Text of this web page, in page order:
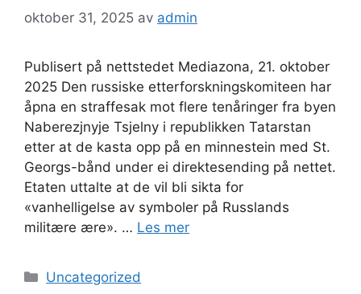
oktober 31, 2025 av admin
Publisert på nettstedet Mediazona, 21. oktober
2025 Den russiske etterforskningskomiteen har
åpna en straffesak mot flere tenåringer fra byen
Naberezjnyje Tsjelny i republikken Tatarstan
etter at de kasta opp på en minnestein med St.
Georgs-bånd under ei direktesending på nettet.
Etaten uttalte at de vil bli sikta for
«vanhelligelse av symboler på Russlands
militære ære». … Les mer
Kategorier
Uncategorized